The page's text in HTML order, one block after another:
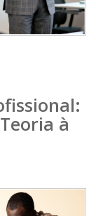
à